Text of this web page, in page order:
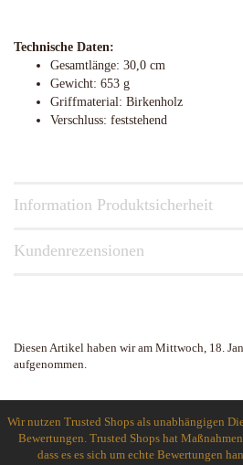
Technische Daten:
Gesamtlänge: 30,0 cm
Gewicht: 653 g
Griffmaterial: Birkenholz
Verschluss: feststehend
Information Produktsicherheit
Kundenrezensionen
Diesen Artikel haben wir am Mittwoch, 18.
aufgenommen.
Wir nutzen Trusted Shops als unabhängigen
Bewertungen. Trusted Shops hat
dass es es sich um echte Bewertungen